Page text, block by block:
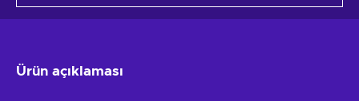
Ürün açıklaması